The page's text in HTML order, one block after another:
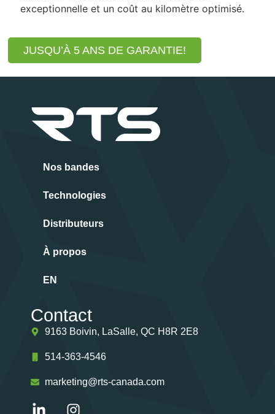
exceptionnelle et un coût au kilomètre optimisé.
JUSQU’À 5 ANS DE GARANTIE!
Nos bandes
Technologies
Distributeurs
À propos
EN
Contact
9163 Boivin, LaSalle, QC H8R 2E8
514-363-4546
marketing@rts-canada.com